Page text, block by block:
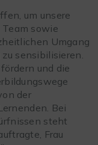
um unsere
Team sowie
Umgang
sensibilisieren.
und die
der
Bei
steht
Frau